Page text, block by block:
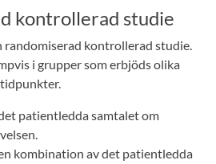
kontrollerad studie
randomiserad kontrollerad studie.
i grupper som erbjöds olika
patientledda samtalet om
kombination av det patientledda